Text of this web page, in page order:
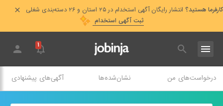
کارفرما هستید؟ انتشار رایگان آگهی استخدام در ۲۵ استان و ۲۶ دسته‌بندی شغلی
ثبت آگهی استخدام
۱
درخواست‌های من نشان‌شده‌ها آگهی‌های پیشنهادی